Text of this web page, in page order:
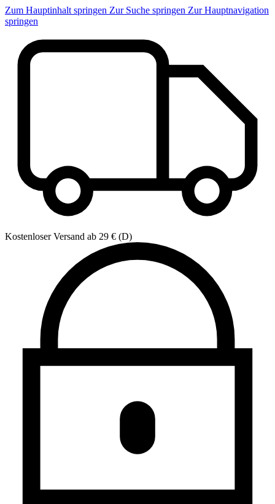
Zum Hauptinhalt springen Zur Suche springen Zur Hauptnavigation
springen
Kostenloser Versand ab 29 € (D)